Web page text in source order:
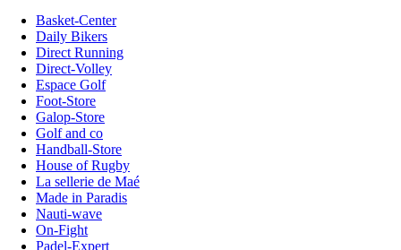
Basket-Center
Daily Bikers
Direct Running
Direct-Volley
Espace Golf
Foot-Store
Galop-Store
Golf and co
Handball-Store
House of Rugby
La sellerie de Maé
Made in Paradis
Nauti-wave
On-Fight
Padel-Expert